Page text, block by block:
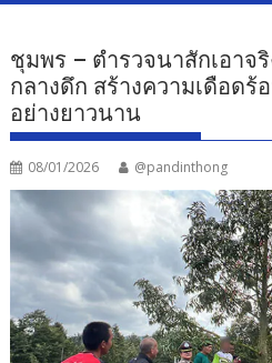
ชุมพร – ตำรวจนาสักเอาจ
กลางดึก สร้างความเดือดร้
อย่างยาวนาน
08/01/2026 @pandinthong